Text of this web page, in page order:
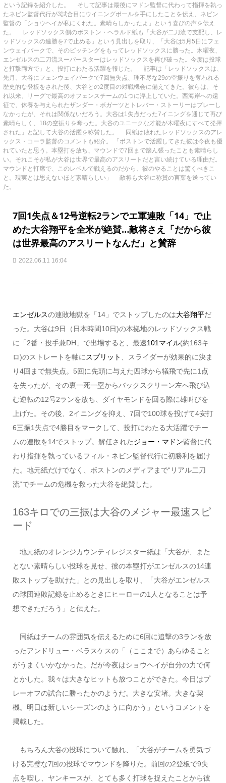
という記録を紹介した。 そして記事は最後にマドン監督に代わって指揮を執っ
たネビン監督代行が3試合目にウイニングボールを手にしたことを伝え、ネビン
監督の「ショウヘイが私にくれた。素晴らしかったよ」という喜びの声を伝え
た。 レッドソックス側のボストン・ヘラルド紙も「大谷が二刀流で支配し、レ
ッドソックスの連勝を7で止める」という見出しを取り、「大谷は5月5日にフェ
ンウェイパークで、そのピッチングをもってレッドソックスに勝った。木曜夜、
エンゼルスの二刀流スーパースターはレッドソックスを再び破った。今度は投球
と打撃両方で」と、投打にわたる活躍を報じた。 記事は「レッドソックスは、
先月、大谷にフェンウェイパークで7回無失点、理不尽な29の空振りを奪われる
歴史的な登板をされた後、大谷との2度目の対戦機会に備えてきた。彼らは、そ
れ以来、リーグで最高のオフェンスチームの1つに浮上していた。西海岸への遠
征で、休養を与えられたザンダー・ボガーツとトレバー・ストーリーはプレーし
なかったが、それは関係ないだろう。大谷は1失点だった7イニングを通じて再び
素晴らしく、18の空振りを奪った。大谷のユニークな才能が木曜夜にすべて発揮
された」と記して大谷の活躍を称賛した。 同紙は敗れたレッドソックスのアレ
ックス・コーラ監督のコメントも紹介。 「ボストンで活躍してきた彼は今夜も優
れていたと思う。本塁打を放ち、マウンドで7回まで踏ん張ったことも素晴らし
い。それこそが私が大谷は世界で最高のアスリートだと言い続けている理由だ。
マウンドと打席で、このレベルで戦えるのだから、彼のやることは驚くべきこ
と。現実とは思えないほど素晴らしい」 敵将も大谷に称賛の言葉を送ってい
た。
7回1失点＆12号逆転2ランでエ軍連敗「14」で止
めた大谷翔平を全米が絶賛…敵将さえ「だから彼
は世界最高のアスリートなんだ」と賛辞
2022.06.11 16:04
エンゼルスの連敗地獄を「14」でストップしたのは大谷翔平だ
った。大谷は9日（日本時間10日)の本拠地のレッドソックス戦
に「2番・投手兼DH」で出場すると、最速101マイル(約163キ
ロ)のストレートを軸に スプリット
、スライダーが効果的に決ま
り4回まで無失点。5回に先頭に与えた四球から犠飛で先に1点
を失ったが、その裏一死一塁からバックスクリーン左へ飛び込
む逆転の12号2ランを放ち、ダイヤモンドを回る際に雄叫びを
上げた。その後、2イニングを抑え、7回で100球を投げて4安打
6三振1失点で4勝目をマークして、投打にわたる大活躍でチー
ムの連敗を14でストップ。解任されたジョー・マドン監督に代
わり指揮を執っているフィル・ネビン監督代行に初勝利を届け
た。地元紙だけでなく、ボストンのメディアまで“リアル二刀
流“でチームの危機を救った大谷を絶賛した。
163キロでの三振は大谷のメジャー最速スピ
ード
地元紙のオレンジカウンティレジスター紙は「大谷が、また
とない素晴らしい投球を見せ、彼の本塁打がエンゼルスの14連
敗ストップを助けた」との見出しを取り、「大谷がエンゼルス
の球団連敗記録を止めるときにヒーローの1人となることは予
想できただろう」と伝えた。
同紙はチームの雰囲気を伝えるために6回に追撃の3ランを放
ったアンドリュー・ベラスケスの「（ここまで）あらゆること
がうまくいかなかった。だが今夜はショウヘイが自分の力で何
とかした。我々は大きなヒットも放つことができた。今日はプ
レーオフの試合に勝ったかのようだ。大きな安堵。大きな契
機。明日は新しいシーズンのように向かう」というコメントを
掲載した。
もちろん大谷の投球について触れ、「大谷がチームを勇気づ
ける完璧な7回の投球でマウンドを降りた。前回の2登板で9失
点を喫し、ヤンキースが、とても多く打球を捉えたことから彼